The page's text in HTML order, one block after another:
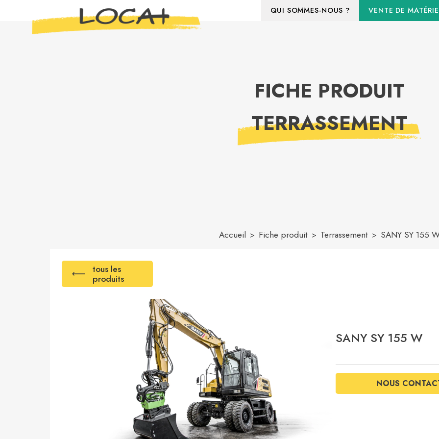
QUI SOMMES-NOUS ? VENTE DE
FICHE PRODUIT
TERRASSEMENT
Accueil Fiche produit Terrassement SANY SY 155
tous les
produits
SANY SY 155 W
NOUS